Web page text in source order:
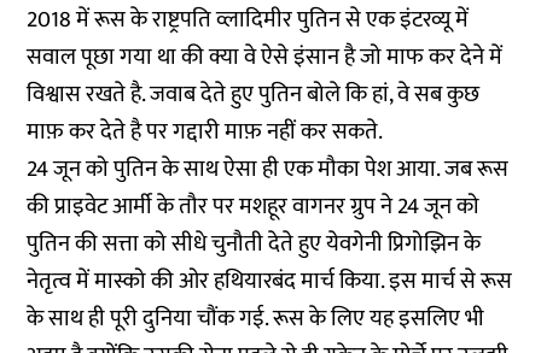
2018 में रूस के राष्ट्रपति व्लादिमीर पुतिन से एक इंटरव्यू में
सवाल पूछा गया था की क्या वे ऐसे इंसान है जो माफ कर देने में
विश्वास रखते है. जवाब देते हुए पुतिन बोले कि हां, वे सब कुछ
माफ़ कर देते है पर गद्दारी माफ़ नहीं कर सकते.
24 जून को पुतिन के साथ ऐसा ही एक मौका पेश आया. जब रूस
की प्राइवेट आर्मी के तौर पर मशहूर वागनर ग्रुप ने 24 जून को
पुतिन की सत्ता को सीधे चुनौती देते हुए येवगेनी प्रिगोझिन के
नेतृत्व में मास्को की ओर हथियारबंद मार्च किया. इस मार्च से रूस
के साथ ही पूरी दुनिया चौंक गई. रूस के लिए यह इसलिए भी